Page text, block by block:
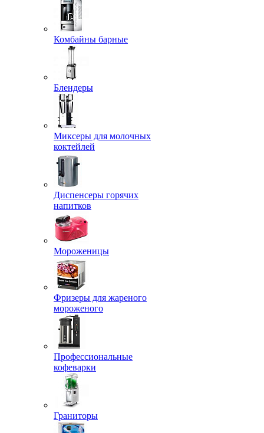
Комбайны барные
Блендеры
Миксеры для молочных
коктейлей
Диспенсеры горячих
напитков
Мороженицы
Фризеры для жареного
мороженого
Профессиональные
кофеварки
Граниторы